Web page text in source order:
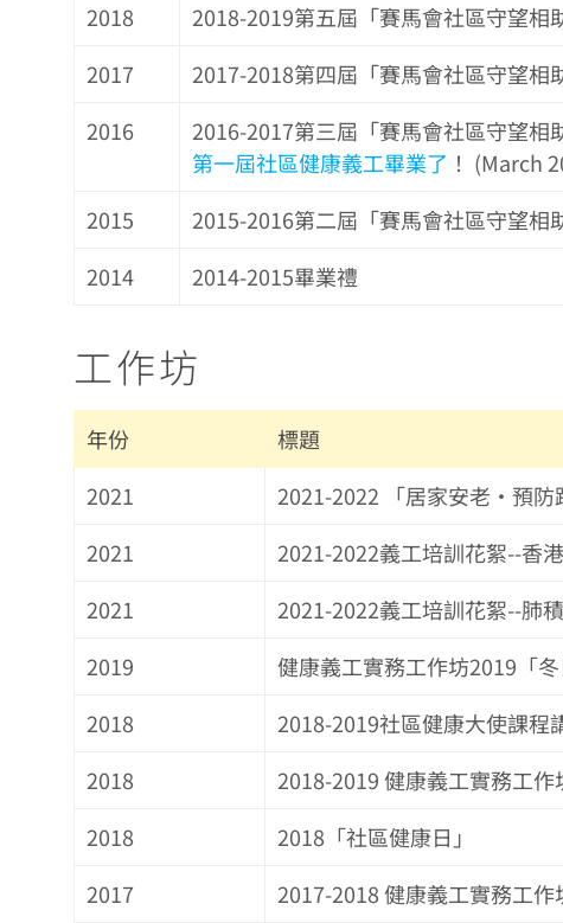
2018
2018-2019第五屆「賽馬會社區守望
2017
2017-2018第四屆「賽馬會社區守望相
2016
2016-2017第三屆「賽馬會社區守望相
第一屆社區健康義工畢業了 ！ (March
2015
2015-2016第二屆「賽馬會社區守望相
2014
2014-2015畢業禮
工作坊
年份
標題
2021
2021-2022 「居家安老‧預防
2021
2021-2022義工培訓花絮--香
2021
2021-2022義工培訓花絮--肺
2019
健康義工實務工作坊2019「冬
2018
2018-2019社區健康大使課程
2018
2018-2019 健康義工實務工作
2018
2018「社區健康日」
2017
2017-2018 健康義工實務工作